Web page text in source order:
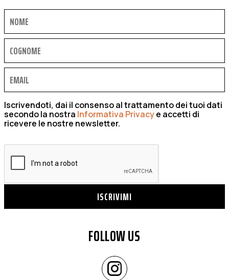
Iscrivendoti, dai il consenso al trattamento dei tuoi dati
secondo la nostra Informativa Privacye accetti di
ricevere le nostre newsletter.
ISCRIVIMI
FOLLOW US